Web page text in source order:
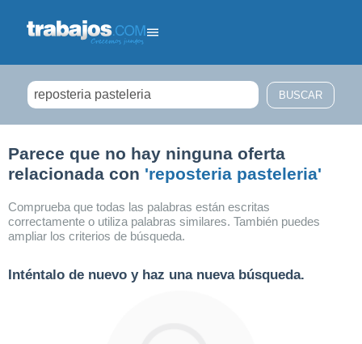
Parece que no hay ninguna oferta
relacionada con 'reposteria pasteleria'
Comprueba que todas las palabras están escritas
correctamente o utiliza palabras similares. También puedes
ampliar los criterios de búsqueda.
Inténtalo de nuevo y haz una nueva búsqueda.